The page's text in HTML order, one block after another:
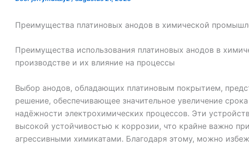
Преимущества платиновых анодов в химической
Преимущества использования платиновых анодов в
производстве и их влияние на процессы
Выбор анодов, обладающих платиновым покрытием,
решение, обеспечивающее значительное увеличение
надёжности электрохимических процессов. Эти
высокой устойчивостью к коррозии, что крайне важно
агрессивными химикатами. Благодаря этому, можно